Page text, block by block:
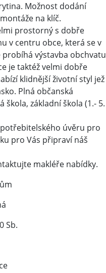
Možnost dodání
na klíč.
prostorný s dobře
v centru obce, která se v
výstavba obchvatu
je taktéž velmi dobře
klidnější životní styl jež
Plná občanská
základní škola (1.- 5.
úvěru pro
pro Vás připraví náš
makléře nabídky.
Sb.